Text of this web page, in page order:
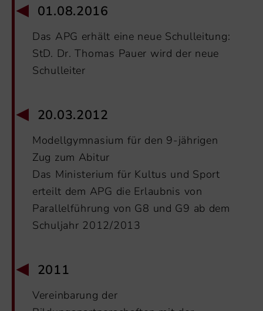
01.08.2016
Das APG erhält eine neue Schulleitung:
StD. Dr. Thomas Pauer wird der neue
Schulleiter
20.03.2012
Modellgymnasium für den 9-jährigen
Zug zum Abitur
Das Ministerium für Kultus und Sport
erteilt dem APG die Erlaubnis von
Parallelführung von G8 und G9 ab dem
Schuljahr 2012/2013
2011
Vereinbarung der